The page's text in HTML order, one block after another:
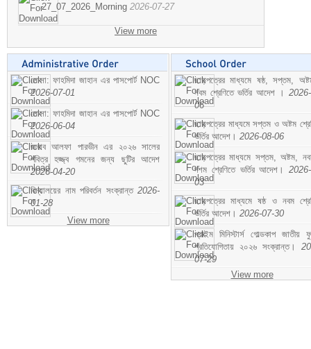
27_07_2026_Morning 2026-07-27
View more
মোসা: ফাহমিদা জাহান এর পাসপোর্ট NOC
2026-07-01
মোসা: ফাহমিদা জাহান এর পাসপোর্ট NOC
2026-06-04
জনাব আলফা পারভীন এর ২০২৬ সালের
পবিত্র হজ্জ্ব গমনের জন্য ছুটির আদেশ
2026-04-20
বিদ্যালয়ের নাম পরিবর্তন সংক্রান্ত 2026-
01-28
View more
ছাড়পত্রের মাধ্যমে ষষ্ঠ, সপ্তম,
নবম শ্রেণিতে ভর্তির আদেশ ।
06
ছাড়পত্রের মাধ্যমে সপ্তম ও অষ্টম
ভর্তির আদেশ। 2026-08-06
ছাড়পত্রের মাধ্যমে সপ্তম, অষ্টম,
দশম শ্রেণিতে ভর্তির আদেশ।
03
ছাড়পত্রের মাধ্যমে ষষ্ঠ ও নবম
ভর্তির আদেশ। 2026-07-30
প্রাইম মিনিস্টার্স গোল্ডকাপ জাতীয়
প্রতিযোগিতায় ২০২৬ সংক্রান্ত।
07-29
View more